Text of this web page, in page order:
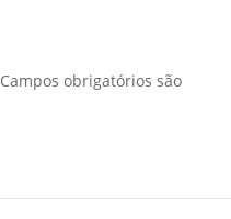
Campos obrigatórios são